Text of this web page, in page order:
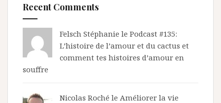
Recent Comments
Felsch Stéphanie le Podcast #135:
L’histoire de l’amour et du cactus et
comment tes histoires d’amour en
souffre
Nicolas Roché le Améliorer la vie